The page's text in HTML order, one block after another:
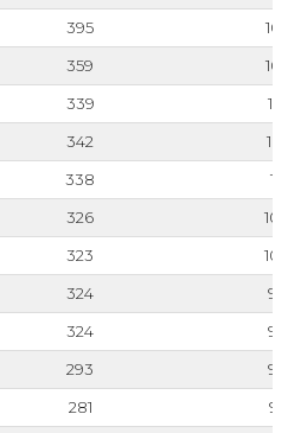
395
359
339
342
338
326
323
324
324
293
281